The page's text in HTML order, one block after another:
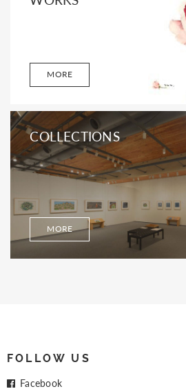
MORE
COLLECTIONS
MORE
FOLLOW US
Facebook